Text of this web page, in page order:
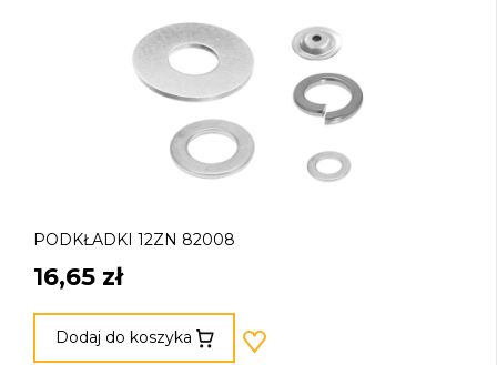
PODKŁADKI 12ZN 82008
16,65 zł
Dodaj do koszyka